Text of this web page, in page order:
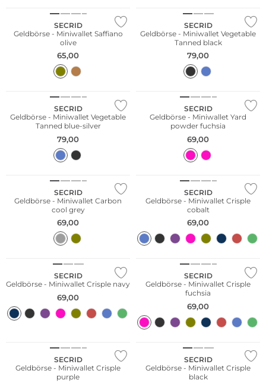
SECRID
Geldbörse - Miniwallet Saffiano
olive
65,00
SECRID
Geldbörse - Miniwallet Vegetable
Tanned black
79,00
SECRID
Geldbörse - Miniwallet Vegetable
Tanned blue-silver
79,00
SECRID
Geldbörse - Miniwallet Yard
powder fuchsia
69,00
SECRID
Geldbörse - Miniwallet Carbon
cool grey
69,00
SECRID
Geldbörse - Miniwallet Crisple
cobalt
69,00
SECRID
Geldbörse - Miniwallet Crisple navy
69,00
Nachhaltig
SECRID
Geldbörse - Miniwallet Crisple
fuchsia
69,00
SECRID
Geldbörse - Miniwallet Crisple
purple
Nachhaltig
SECRID
Geldbörse - Miniwallet Crisple
black